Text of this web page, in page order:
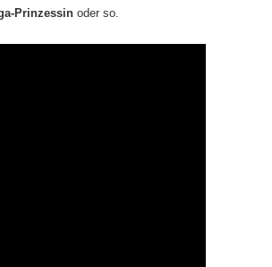
Prinzessin oder so.